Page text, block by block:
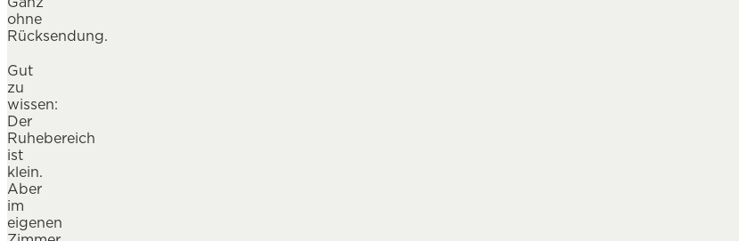
ohne
Rücksendung.
Gut
zu
wissen:
Der
Ruhebereich
ist
klein.
Aber
im
eigenen